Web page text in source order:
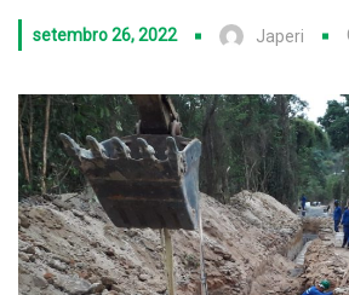
setembro 26, 2022 Japeri